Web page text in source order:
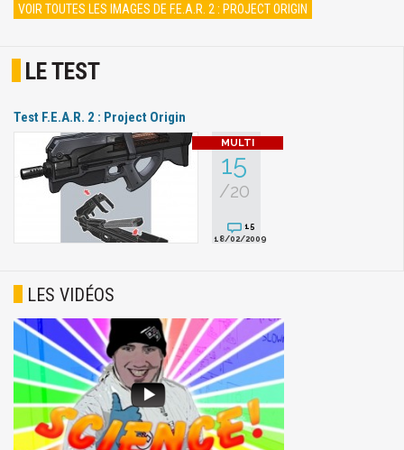
VOIR TOUTES LES IMAGES DE F.E.A.R. 2 : PROJECT ORIGIN
LE TEST
Test F.E.A.R. 2 : Project Origin
15
/20
15
18/02/2009
LES VIDÉOS